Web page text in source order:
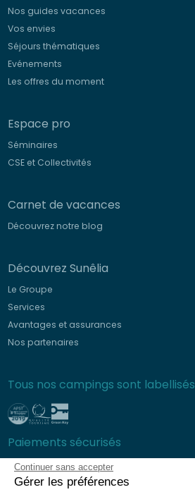
Continuer sans accepter
Gérer les préférences
Nos guides vacances
Vos envies
Séjours thématiques
Evénements
Les offres du moment
Espace pro
Séminaires
CSE et Collectivités
Carnet de vacances
Découvrez notre blog
Découvrez Sunêlia
Le Groupe
Services
Avantages et assurances
Nos partenaires
Tous nos campings sont labellisés
Paiements sécurisés